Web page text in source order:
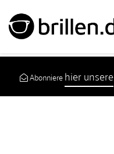
Abonnierehier unsere